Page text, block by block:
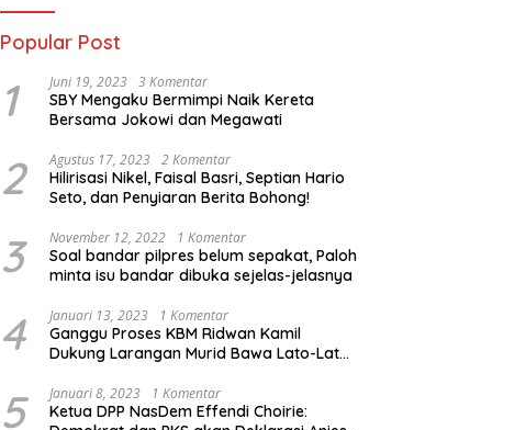
Popular Post
1 Juni 19, 2023 3 Komentar
SBY Mengaku Bermimpi Naik Kereta
Bersama Jokowi dan Megawati
2 Agustus 17, 2023 2 Komentar
Hilirisasi Nikel, Faisal Basri, Septian Hario
Seto, dan Penyiaran Berita Bohong!
3 November 12, 2022 1 Komentar
Soal bandar pilpres belum sepakat, Paloh
minta isu bandar dibuka sejelas-jelasnya
4 Januari 13, 2023 1 Komentar
Ganggu Proses KBM Ridwan Kamil
Dukung Larangan Murid Bawa Lato-Lato
5 Januari 8, 2023 1 Komentar
Ketua DPP NasDem Effendi Choirie: